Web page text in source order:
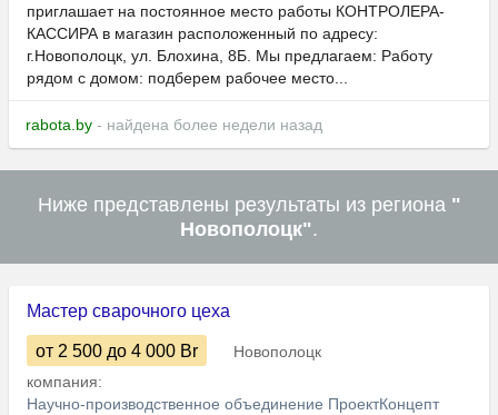
приглашает на постоянное место работы КОНТРОЛЕРА-
КАССИРА в магазин расположенный по адресу:
г.Новополоцк, ул. Блохина, 8Б. Мы предлагаем: Работу
рядом с домом: подберем рабочее место...
rabota.by - найдена более недели назад
Ниже представлены результаты из региона "
Новополоцк".
Мастер сварочного цеха
от 2 500 до 4 000 Br
Новополоцк
компания:
Научно-производственное объединение ПроектКонцепт